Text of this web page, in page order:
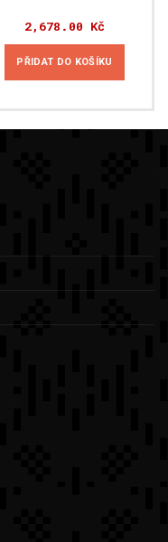
2,678.00 Kč
PŘIDAT DO KOŠÍKU